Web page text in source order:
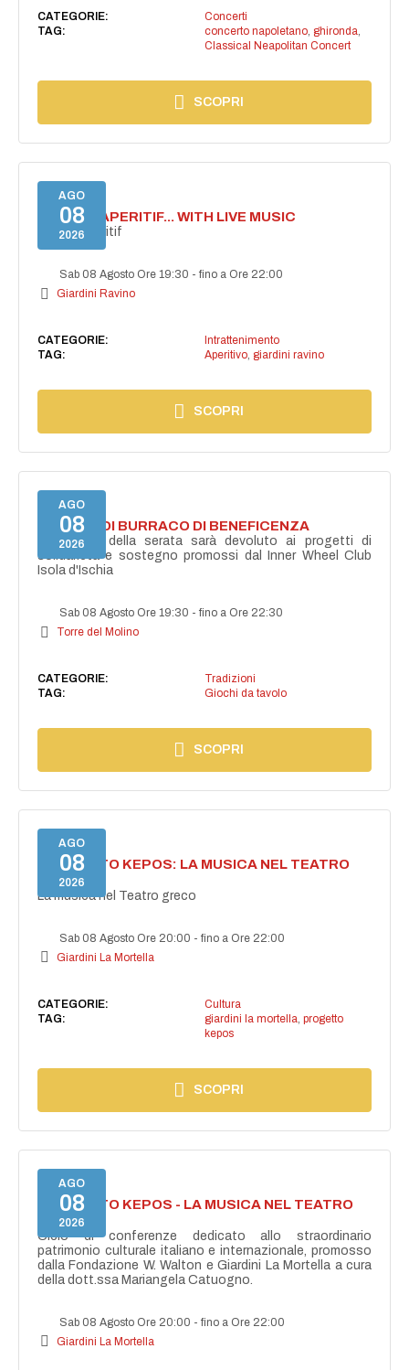
CATEGORIE:
Concerti
TAG:
concerto napoletano, ghironda,
Classical Neapolitan Concert
SCOPRI
AGO
08
2026
SECRET APERITIF... WITH LIVE MUSIC
Secret aperitif
Sab 08 Agosto Ore 19:30 -fino a Ore 22:00
Giardini Ravino
CATEGORIE:
Intrattenimento
TAG:
Aperitivo, giardini ravino
SCOPRI
AGO
08
2026
TORNEO DI BURRACO DI BENEFICENZA
Il ricavato della serata sarà devoluto ai progetti di
solidarietà e sostegno promossi dal Inner Wheel Club
Isola d'Ischia
Sab 08 Agosto Ore 19:30 -fino a Ore 22:30
Torre del Molino
CATEGORIE:
Tradizioni
TAG:
Giochi da tavolo
SCOPRI
AGO
08
2026
PROGETTO KEPOS: LA MUSICA NEL TEATRO
GRECO
La musica nel Teatro greco
Sab 08 Agosto Ore 20:00 -fino a Ore 22:00
Giardini La Mortella
CATEGORIE:
Cultura
TAG:
giardini la mortella progetto
kepos
SCOPRI
AGO
08
2026
PROGETTO KEPOS - LA MUSICA NEL TEATRO
GRECO
Ciclo di conferenze dedicato allo straordinario
patrimonio culturale italiano e internazionale, promosso
dalla Fondazione W. Walton e Giardini La Mortella a cura
della dott.ssa Mariangela Catuogno.
Sab 08 Agosto Ore 20:00 -fino a Ore 22:00
Giardini La Mortella